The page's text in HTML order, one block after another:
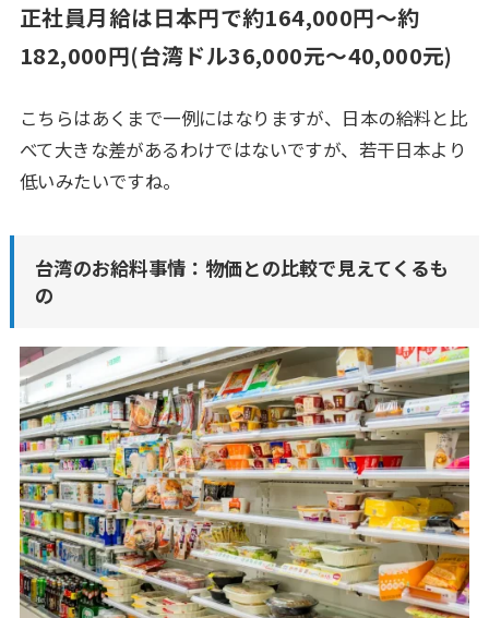
正社員月給は日本円で約164,000円～約
182,000円(台湾ドル36,000元～40,000元)
こちらはあくまで一例にはなりますが、日本の給料と比
べて大きな差があるわけではないですが、若干日本より
低いみたいですね。
台湾のお給料事情：物価との比較で見えてくるも
の